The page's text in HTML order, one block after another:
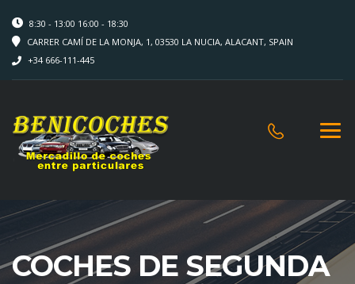
8:30 - 13:00 16:00 - 18:30
CARRER CAMÍ DE LA MONJA, 1, 03530 LA NUCIA, ALACANT, SPAIN
+34 666-111-445
COCHES DE SEGUNDA